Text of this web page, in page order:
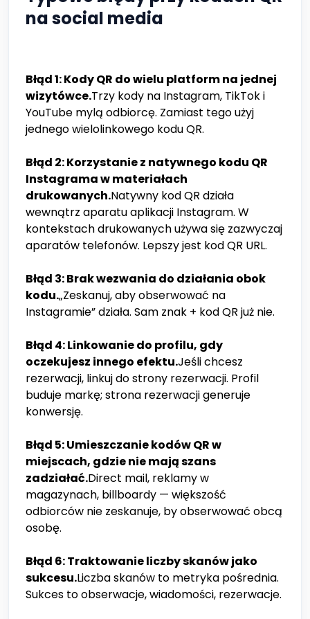
na social media
Błąd 1: Kody QR do wielu platform na jednej
wizytówce.Trzy kody na Instagram, TikTok i
YouTube mylą odbiorcę. Zamiast tego użyj
jednego wielolinkowego kodu QR.
Błąd 2: Korzystanie z natywnego kodu QR
Instagrama w materiałach
drukowanych.Natywny kod QR działa
wewnątrz aparatu aplikacji Instagram. W
kontekstach drukowanych używa się zazwyczaj
aparatów telefonów. Lepszy jest kod QR URL.
Błąd 3: Brak wezwania do działania obok
kodu.„Zeskanuj, aby obserwować na
Instagramie” działa. Sam znak + kod QR już nie.
Błąd 4: Linkowanie do profilu, gdy
oczekujesz innego efektu.Jeśli chcesz
rezerwacji, linkuj do strony rezerwacji. Profil
buduje markę; strona rezerwacji generuje
konwersję.
Błąd 5: Umieszczanie kodów QR w
miejscach, gdzie nie mają szans
zadziałać.Direct mail, reklamy w
magazynach, billboardy — większość
odbiorców nie zeskanuje, by obserwować obcą
osobę.
Błąd 6: Traktowanie liczby skanów jako
sukcesu.Liczba skanów to metryka pośrednia.
Sukces to obserwacje, wiadomości, rezerwacje.